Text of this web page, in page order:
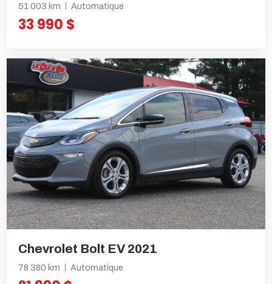
51 003 km Automatique
33 990 $
Chevrolet Bolt EV 2021
78 380 km Automatique